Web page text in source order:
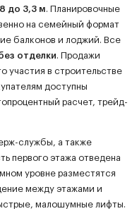
до 3,3 м . Планировочные
на семейный формат
балконов и лоджий. Все
отделки . Продажи
участия в строительстве
доступны
расчет, трейд-
службы, а также
первого этажа отведена
уровне разместятся
между этажами и
малошумные лифты.